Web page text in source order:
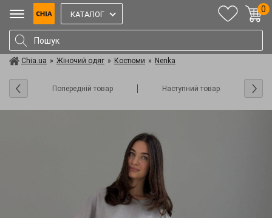
КАТАЛОГ
0
Chia.ua » Жіночий одяг » Костюми » Nenka
Попередній товар Наступний товар